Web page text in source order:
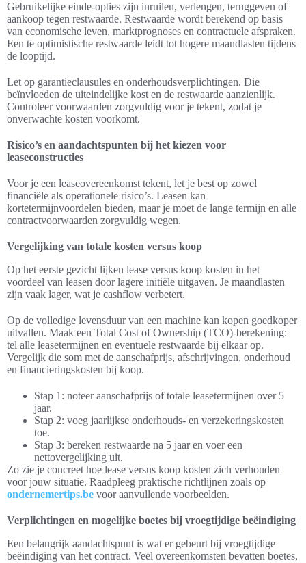
Gebruikelijke einde-opties zijn inruilen, verlengen, teruggeven of
aankoop tegen restwaarde. Restwaarde wordt berekend op basis
van economische leven, marktprognoses en contractuele afspraken.
Een te optimistische restwaarde leidt tot hogere maandlasten tijdens
de looptijd.
Let op garantieclausules en onderhoudsverplichtingen. Die
beïnvloeden de uiteindelijke kost en de restwaarde aanzienlijk.
Controleer voorwaarden zorgvuldig voor je tekent, zodat je
onverwachte kosten voorkomt.
Risico’s en aandachtspunten bij het kiezen voor
leaseconstructies
Voor je een leaseovereenkomst tekent, let je best op zowel
financiële als operationele risico’s. Leasen kan
kortetermijnvoordelen bieden, maar je moet de lange termijn en alle
contractvoorwaarden zorgvuldig wegen.
Vergelijking van totale kosten versus koop
Op het eerste gezicht lijken lease versus koop kosten in het
voordeel van leasen door lagere initiële uitgaven. Je maandlasten
zijn vaak lager, wat je cashflow verbetert.
Op de volledige levensduur van een machine kan kopen goedkoper
uitvallen. Maak een Total Cost of Ownership (TCO)-berekening:
tel alle leasetermijnen en eventuele restwaarde bij elkaar op.
Vergelijk die som met de aanschafprijs, afschrijvingen, onderhoud
en financieringskosten bij koop.
Stap 1: noteer aanschafprijs of totale leasetermijnen over 5
jaar.
Stap 2: voeg jaarlijkse onderhouds- en verzekeringskosten
toe.
Stap 3: bereken restwaarde na 5 jaar en voer een
nettovergelijking uit.
Zo zie je concreet hoe lease versus koop kosten zich verhouden
voor jouw situatie. Raadpleeg praktische richtlijnen zoals op
ondernemertips.be voor aanvullende voorbeelden.
Verplichtingen en mogelijke boetes bij vroegtijdige beëindiging
Een belangrijk aandachtspunt is wat er gebeurt bij vroegtijdige
beëindiging van het contract. Veel overeenkomsten bevatten boetes,